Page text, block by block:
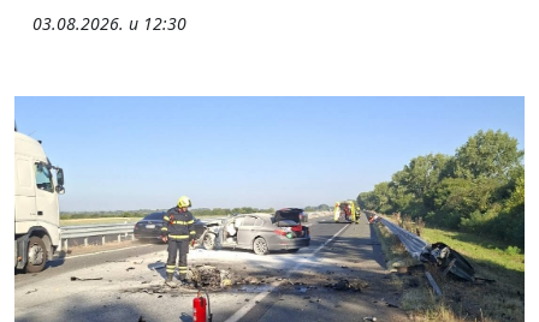
03.08.2026. u 12:30